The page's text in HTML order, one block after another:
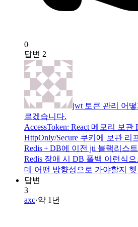
0
답변 2
jwt 토큰 관리 어
르겠습니다.
AccessToken: React 메모리 보관
HttpOnly/Secure 쿠키에 보관 리
Redis + DB에 이전 jti 블랙리스
Redis 장애 시 DB 폴백 이런식
데 어떤 방향성으로 가야할지
답변
3
axc·약 1년